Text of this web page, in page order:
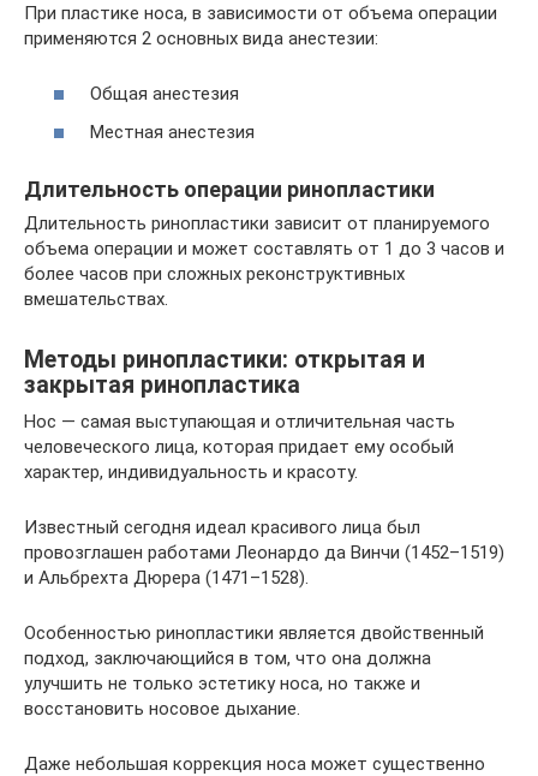
При пластике носа, в зависимости от объема операции
применяются 2 основных вида анестезии:
Общая анестезия
Местная анестезия
Длительность операции ринопластики
Длительность ринопластики зависит от планируемого
объема операции и может составлять от 1 до 3 часов и
более часов при сложных реконструктивных
вмешательствах.
Методы ринопластики: открытая и
закрытая ринопластика
Нос — самая выступающая и отличительная часть
человеческого лица, которая придает ему особый
характер, индивидуальность и красоту.
Известный сегодня идеал красивого лица был
провозглашен работами Леонардо да Винчи (1452–1519)
и Альбрехта Дюрера (1471–1528).
Особенностью ринопластики является двойственный
подход, заключающийся в том, что она должна
улучшить не только эстетику носа, но также и
восстановить носовое дыхание.
Даже небольшая коррекция носа может существенно